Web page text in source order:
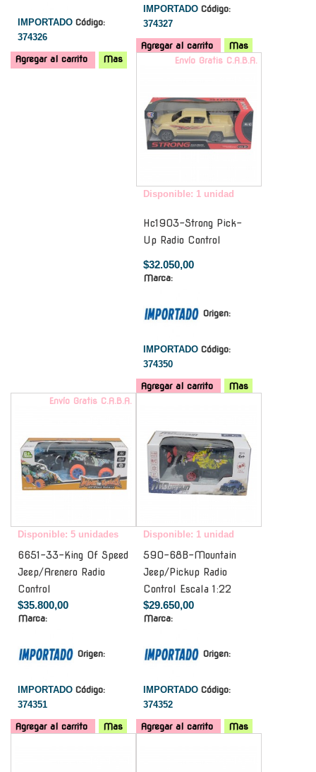
IMPORTADO Código:
374326
Agregar al carrito Mas
IMPORTADO Código:
374327
Agregar al carrito
Mas
Envío Gratis C.A.B.A.
Disponible: 1 unidad
Hc1903-Strong Pick-
Up Radio Control
$32.050,00
Marca:
Origen:
IMPORTADO Código:
374350
Agregar al carrito
Mas
Envío Gratis C.A.B.A.
Disponible: 5 unidades
6651-33-King Of Speed
Jeep/Arenero Radio
Control
$35.800,00
Marca:
Origen:
IMPORTADO Código:
374351
Agregar al carrito Mas
Disponible: 1 unidad
590-68B-Mountain
Jeep/Pickup Radio
Control Escala 1:22
$29.650,00
Marca:
Origen:
IMPORTADO Código:
374352
Agregar al carrito
Mas